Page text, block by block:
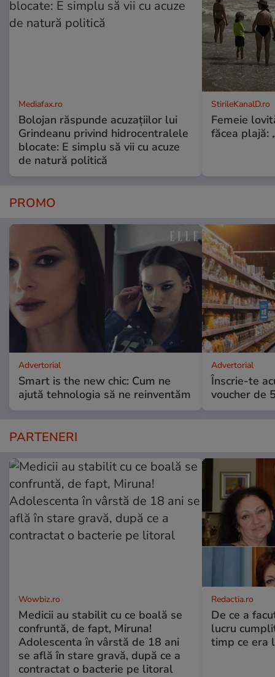
Mediafax.ro
Bolojan răspunde acuzațiilor lui
Grindeanu privind hidrocentralele
blocate: E simplu să vii cu acuze
de natură politică
StirileKanalD.ro
Femeie
făcea plajă:
PROMO
Advertorial
Smart is the new chic: Cum ne
ajută tehnologia să ne reinventăm
Advertorial
Înscrie-te
voucher de
PARTENERI
Wowbiz.ro
Medicii au stabilit cu ce boală se
confruntă, de fapt, Miruna!
Adolescenta în vârstă de 18 ani
se află în stare gravă, după ce a
contractat o bacterie pe litoral
Redactia.ro
De ce a
lucru
timp ce era